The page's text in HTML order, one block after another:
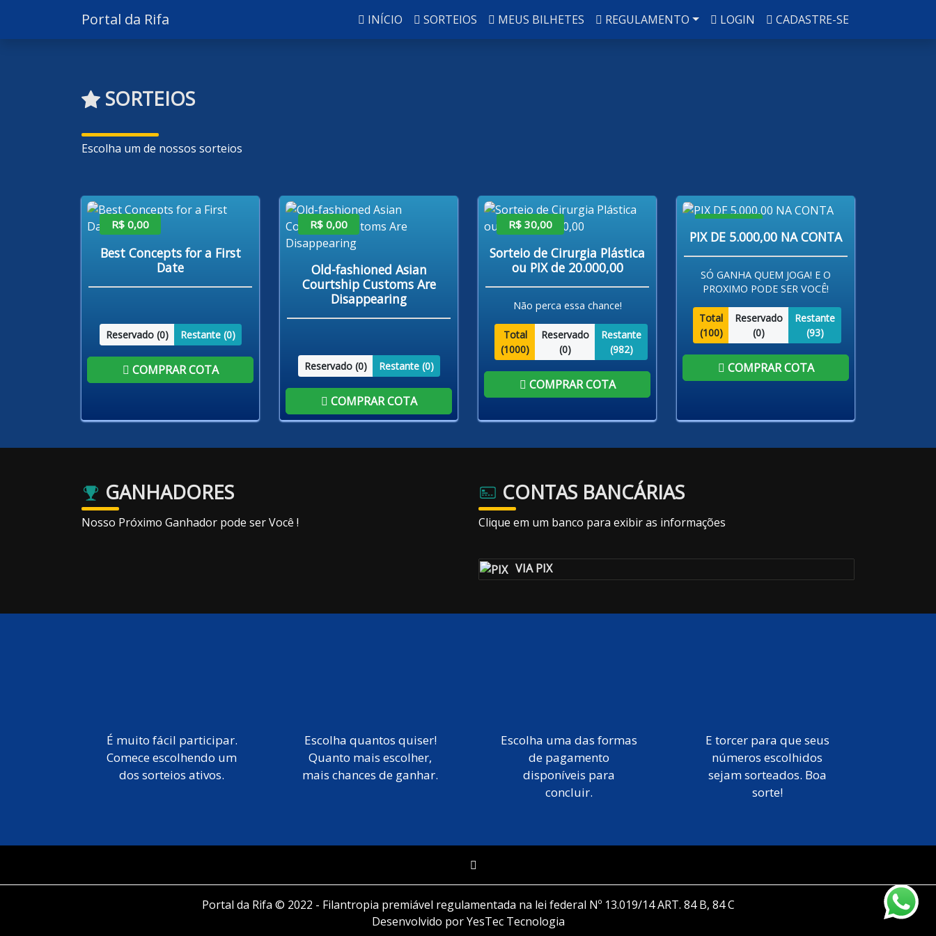
Portal da Rifa INÍCIO SORTEIOS MEUS BILHETES REGULAMENTO LOGIN CADASTRE-SE
SORTEIOS
Escolha um de nossos sorteios
R$ 0,00
Best Concepts for a First
Date
Reservado (0) Restante (0)
COMPRAR COTA
R$ 0,00
Old-fashioned Asian
Courtship Customs Are
Disappearing
Reservado (0) Restante (0)
COMPRAR COTA
R$ 30,00
Sorteio de Cirurgia Plástica
ou PIX de 20.000,00
Não perca essa chance!
Total
(1000)
Reservado
(0)
Restante
(982)
COMPRAR COTA
PIX DE 5.000,00 NA CONTA
SÓ GANHA QUEM JOGA! E O
PROXIMO PODE SER VOCÊ!
Total
(100)
Reservado
(0)
Restante
(93)
COMPRAR COTA
GANHADORES
Nosso Próximo Ganhador pode ser Você !
CONTAS BANCÁRIAS
Clique em um banco para exibir as informações
VIA PIX
É muito fácil participar.
Comece escolhendo um
dos sorteios ativos.
Escolha quantos quiser!
Quanto mais escolher,
mais chances de ganhar.
Escolha uma das formas
de pagamento
disponíveis para
concluir.
E torcer para que seus
números escolhidos
sejam sorteados. Boa
sorte!
Portal da Rifa © 2022 - Filantropia premiável regulamentada na lei federal Nº 13.019/14 ART. 84 B, 84 C
Desenvolvido por YesTec Tecnologia